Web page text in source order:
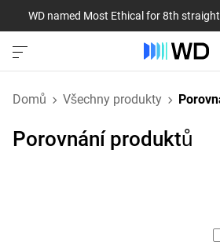
WD named Most Ethical for 8th
Domů Všechny produkty
Porovnání produktů